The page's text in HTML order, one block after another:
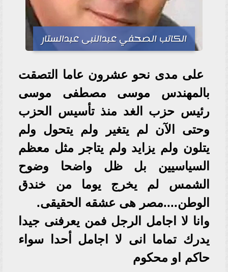
الكاتب الصحفي عبدالنبى عبدالستار
على مدى نحو عشرون عاما التصقت
بالمهندس موسى مصطفى موسى
رئيس حزب الغد منذ تأسيس الحزب
وحتى الآن لم يتغير ولم يتحول ولم
يتلون ولم يزايد ولم يتاجر مثل معظم
السياسيين بل ظل واضحا وضوح
الشمس لم يخرج يوما من خندق
الوطن....مصر هى عشقه الحقيقى.
وانا لا اجامل الرجل فمن يعرفنى جيدا
يدرك تماما انى لا اجامل أحدا سواء
حاكم او محكوم